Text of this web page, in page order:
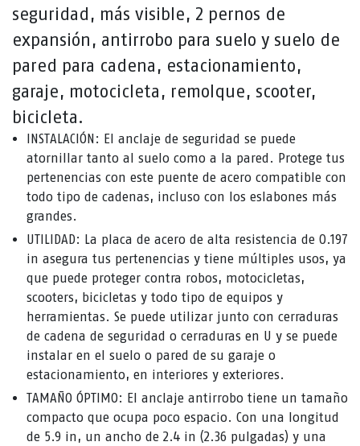
seguridad, más visible, 2 pernos de
expansión, antirrobo para suelo y suelo de
pared para cadena, estacionamiento,
garaje, motocicleta, remolque, scooter,
bicicleta.
INSTALACIÓN: El anclaje de seguridad se puede
atornillar tanto al suelo como a la pared. Protege tus
pertenencias con este puente de acero compatible con
todo tipo de cadenas, incluso con los eslabones más
grandes.
UTILIDAD: La placa de acero de alta resistencia de 0.197
in asegura tus pertenencias y tiene múltiples usos, ya
que puede proteger contra robos, motocicletas,
scooters, bicicletas y todo tipo de equipos y
herramientas. Se puede utilizar junto con cerraduras
de cadena de seguridad o cerraduras en U y se puede
instalar en el suelo o pared de su garaje o
estacionamiento, en interiores y exteriores.
TAMAÑO ÓPTIMO: El anclaje antirrobo tiene un tamaño
compacto que ocupa poco espacio. Con una longitud
de 5.9 in, un ancho de 2.4 in (2.36 pulgadas) y una